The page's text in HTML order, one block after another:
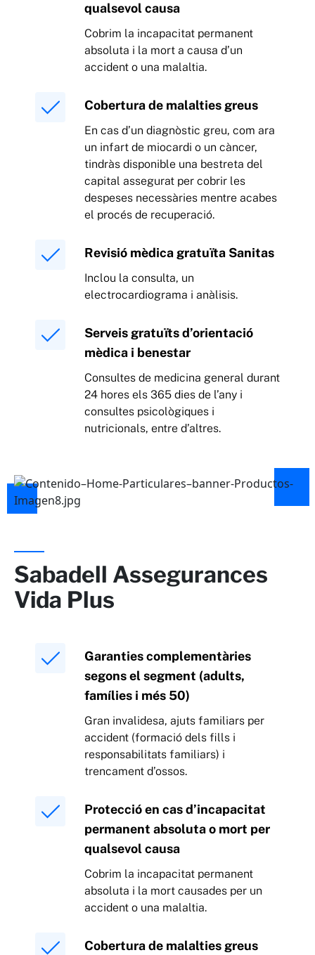
qualsevol causa
Cobrim la incapacitat permanent
absoluta i la mort a causa d’un
accident o una malaltia.
Cobertura de malalties greus
En cas d’un diagnòstic greu, com ara
un infart de miocardi o un càncer,
tindràs disponible una bestreta del
capital assegurat per cobrir les
despeses necessàries mentre acabes
el procés de recuperació.
Revisió mèdica gratuïta Sanitas
Inclou la consulta, un
electrocardiograma i anàlisis.
Serveis gratuïts d’orientació
mèdica i benestar
Consultes de medicina general durant
24 hores els 365 dies de l’any i
consultes psicològiques i
nutricionals, entre d’altres.
Sabadell Assegurances
Vida Plus
Garanties complementàries
segons el segment (adults,
famílies i més 50)
Gran invalidesa, ajuts familiars per
accident (formació dels fills i
responsabilitats familiars) i
trencament d’ossos.
Protecció en cas d’incapacitat
permanent absoluta o mort per
qualsevol causa
Cobrim la incapacitat permanent
absoluta i la mort causades per un
accident o una malaltia.
Cobertura de malalties greus